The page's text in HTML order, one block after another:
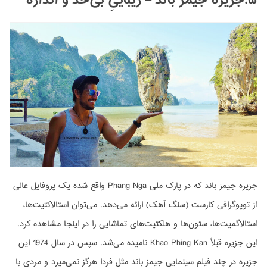
جزیره جیمز باند که در پارک ملی Phang Nga واقع شده یک پروفایل عالی
از توپوگرافی کارست (سنگ آهک) ارائه می‌دهد. می‌توان استالاکتیت‌ها،
استالاگمیت‌ها، ستون‌ها و هلکتیت‌های تماشایی را در اینجا مشاهده کرد.
این جزیره قبلأ Khao Phing Kan نامیده می‌شد. سپس در سال 1974 این
جزیره در چند فیلم سینمایی جیمز باند مثل فردا هرگز نمی‌میرد و مردی با